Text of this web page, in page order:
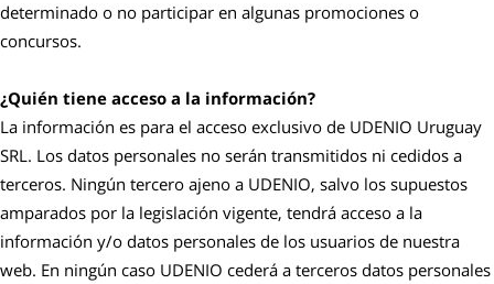
determinado o no participar en algunas promociones o
concursos.
¿Quién tiene acceso a la información?
La información es para el acceso exclusivo de UDENIO Uruguay
SRL. Los datos personales no serán transmitidos ni cedidos a
terceros. Ningún tercero ajeno a UDENIO, salvo los supuestos
amparados por la legislación vigente, tendrá acceso a la
información y/o datos personales de los usuarios de nuestra
web. En ningún caso UDENIO cederá a terceros datos personales